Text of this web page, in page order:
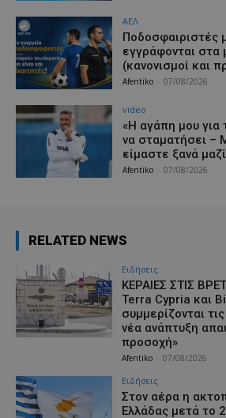
ΑΕΛ
Ποδοσφαιριστές
εγγράφονται στα
(κανονισμοί και
Afentiko 07/08/2026
video
«Η αγάπη μου για
να σταματήσει –
είμαστε ξανά
Afentiko 07/08/2026
RELATED NEWS
Ειδήσεις
ΚΕΡΑΙΕΣ ΣΤΙΣ
Terra Cypria και
συμμερίζονται
νέα ανάπτυξη
προσοχή»
Afentiko 07/08/2026
Ειδήσεις
Στον αέρα η
Ελλάδας μετά το